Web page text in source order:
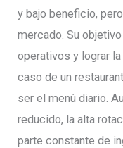
y bajo beneficio,
mercado. Su
operativos y lograr
caso de un
ser el menú diario.
reducido, la alta
parte constante de